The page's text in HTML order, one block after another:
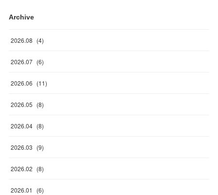
Archive
2026.08 (4)
2026.07 (6)
2026.06 (11)
2026.05 (8)
2026.04 (8)
2026.03 (9)
2026.02 (8)
2026.01 (6)